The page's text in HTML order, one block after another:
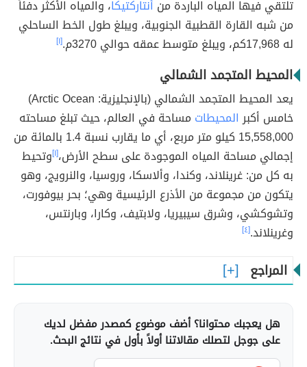
تلتقي فيها المياه الباردة من أنتاركتيكا، والمياه الأكثر دفئاً
من شبه القارة القطبية الجنوبية، ويبلغ طول الخط الساحلي
له 17,968كم، ويبلغ متوسط عمقه حوالي 3270م.
[١]
المحيط المتجمد الشمالي
يعد المحيط المتجمد الشمالي (بالإنجليزية: Arctic Ocean)
خامس أكبرالمحيطات مساحة في العالم، حيث تبلغ مساحته
15,558,000 كيلو متر مربع، أي ما يقارب نسبة 1.4 بالمائة من
إجمالي مساحة المياه الموجودة على سطح الأرض،[١] وتحيط
به كل من: غرينلاند، وكندا، وألاسكا، وروسيا، والنرويج، وهو
يتكون من مجموعة من الأذرع الرئيسية وهي؛ بحر بيوفورت،
وتشوكشي، وشرق سيبيريا، ولابتيف، وكارا، وبارنتس،
وغرينلاند.[٤]
المراجع
هل يعجبك محتوانا؟ أضف موضوع كمصدر مفضل لديك
على جوجل لتصلك مقالاتنا أولاً بأول في نتائج البحث.